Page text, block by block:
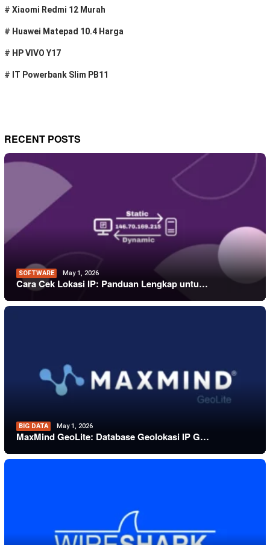
# Xiaomi Redmi 12 Murah
# Huawei Matepad 10.4 Harga
# HP VIVO Y17
# IT Powerbank Slim PB11
RECENT POSTS
SOFTWARE May 1, 2026
Cara Cek Lokasi IP: Panduan Lengkap untu…
BIG DATA May 1, 2026
MaxMind GeoLite: Database Geolokasi IP G…